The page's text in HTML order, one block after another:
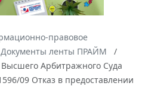
правовое
Документы ленты ПРАЙМ
Арбитражного Суда
09 Отказ в предоставлении